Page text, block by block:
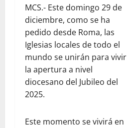
MCS.- Este domingo 29 de
diciembre, como se ha
pedido desde Roma, las
Iglesias locales de todo el
mundo se unirán para vivir
la apertura a nivel
diocesano del Jubileo del
2025.
Este momento se vivirá en